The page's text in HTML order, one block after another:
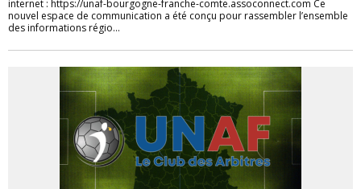
internet : https://unaf-bourgogne-franche-comte.assoconnect.com Ce
nouvel espace de communication a été conçu pour rassembler l’ensemble
des informations régio...